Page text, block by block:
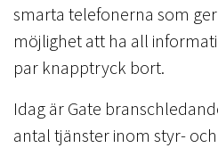
smarta telefonerna som
möjlighet att ha all
par knapptryck bort.
Idag är Gate
antal tjänster inom styr-